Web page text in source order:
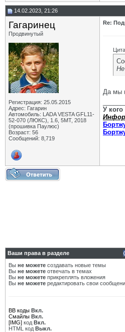
14.02.2023, 21:26
Гагаринец
Продвинутый
Регистрация: 25.05.2015
Адрес: Гагарин
Автомобиль: LADA VESTA GFL11-
52-070 (ЛЮКС), 1.6, 5МТ, 2018
(прошивка Паулюс)
Возраст: 56
Сообщений: 8,719
Re:
Да мы
У кого
Ваши права в разделе
Вы не можете создавать новые темы
Вы не можете отвечать в темах
Вы не можете прикреплять вложения
Вы не можете редактировать свои
BB коды Вкл.
Смайлы Вкл.
[IMG] код Вкл.
HTML код Выкл.